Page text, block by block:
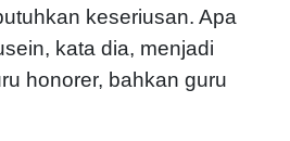
keseriusan. Apa
kata dia, menjadi
honorer, bahkan guru